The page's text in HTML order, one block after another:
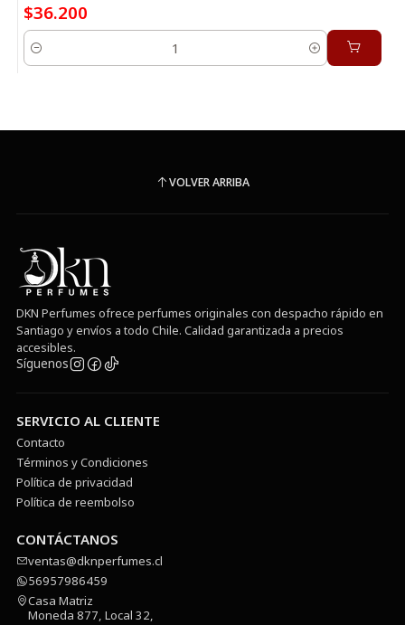
$36.200
Cantidad
VOLVER ARRIBA
DKN Perfumes ofrece perfumes originales con despacho rápido en
Santiago y envíos a todo Chile. Calidad garantizada a precios
accesibles.
Síguenos
SERVICIO AL CLIENTE
Contacto
Términos y Condiciones
Política de privacidad
Política de reembolso
CONTÁCTANOS
ventas@dknperfumes.cl
56957986459
Casa Matriz
Moneda 877, Local 32,